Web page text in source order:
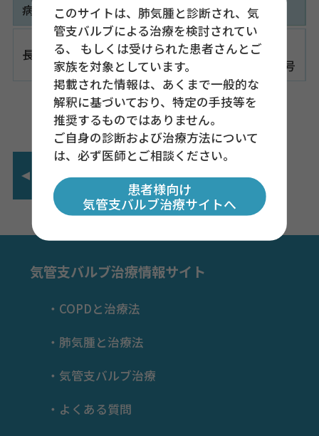
病 院 名 住 所
長崎大学病院
〒852-8501
長崎県長崎市坂本１丁目７番１号
前のコンテンツ
よくある質問
気管支バルブ治療情報サイト
COPDと治療法
肺気腫と治療法
気管支バルブ治療
よくある質問
このサイトは、肺気腫と診断され、気
管支バルブによる治療を検討されてい
る、 もしくは受けられた患者さんとご
家族を対象としています。
掲載された情報は、あくまで一般的な
解釈に基づいており、特定の手技等を
推奨するものではありません。
ご自身の診断および治療方法について
は、必ず医師とご相談ください。
患者様向け
気管支バルブ治療サイトへ